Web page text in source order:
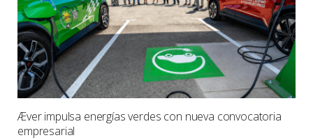
Æver impulsa energías verdes con nueva convocatoria
empresarial